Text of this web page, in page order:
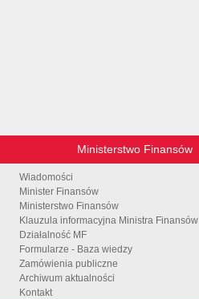
Ministerstwo Finansów
Wiadomości
Minister Finansów
Ministerstwo Finansów
Klauzula informacyjna Ministra Finansów
Działalność MF
Formularze - Baza wiedzy
Zamówienia publiczne
Archiwum aktualności
Kontakt